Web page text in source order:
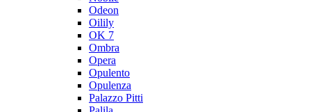
Odeon
Oilily
OK 7
Ombra
Opera
Opulento
Opulenza
Palazzo Pitti